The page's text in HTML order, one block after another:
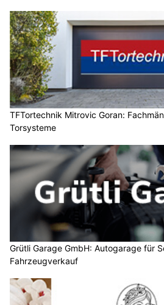
TFTortechnik Mitrovic Goran:
Torsysteme
Grütli Garage GmbH: Autogarage für
Fahrzeugverkauf